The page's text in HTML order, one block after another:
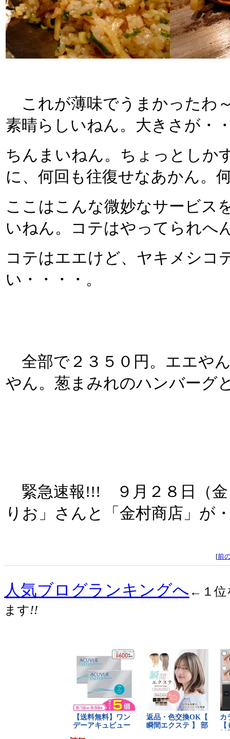
これが薄味でうまかったわ
素晴らしいねん。大きさが・
ちんまいねん。ちょっとしか
に、何回も往復せなあかん
ここはこんな微妙なサービス
いねん。コテはやってられへ
コテはエエけど、ヤキメシコ
い・・・・。
全部で２３５０円。エエや
やん。葱まみれのハンバーグ
緊急速報!!! ９月２８日（
りお」さんと「金村商店」が
[前
人気ブログランキングへ ←１位
ます!!